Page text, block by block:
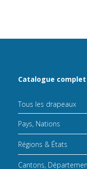
Catalogue
Tous les drapeaux
Pays, Nations
Régions & États
Cantons,